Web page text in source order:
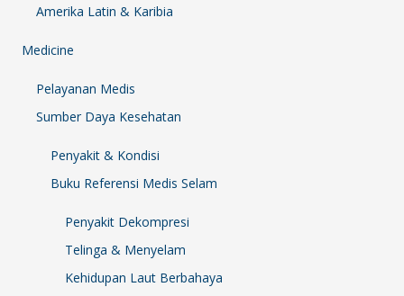
Amerika Latin & Karibia
Medicine
Pelayanan Medis
Sumber Daya Kesehatan
Penyakit & Kondisi
Buku Referensi Medis Selam
Penyakit Dekompresi
Telinga & Menyelam
Kehidupan Laut Berbahaya